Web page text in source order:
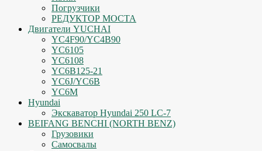
Погрузчики
РЕДУКТОР МОСТА
Двигатели YUCHAI
YC4F90/YC4B90
YC6105
YC6108
YC6B125-21
YC6J/YC6B
YC6M
Hyundai
Экскаватор Hyundai 250 LC-7
BEIFANG BENCHI (NORTH BENZ)
Грузовики
Самосвалы